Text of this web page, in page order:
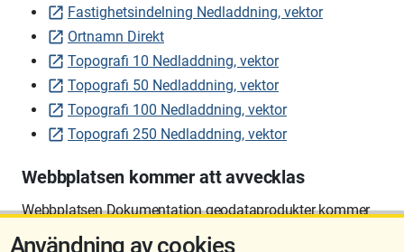
Fastighetsindelning Nedladdning, vektor
Ortnamn Direkt
Topografi 10 Nedladdning, vektor
Topografi 50 Nedladdning, vektor
Topografi 100 Nedladdning, vektor
Topografi 250 Nedladdning, vektor
Webbplatsen kommer att avvecklas
Webbplatsen Dokumentation geodataprodukter kommer
att avvecklas på sikt.
Användning av cookies